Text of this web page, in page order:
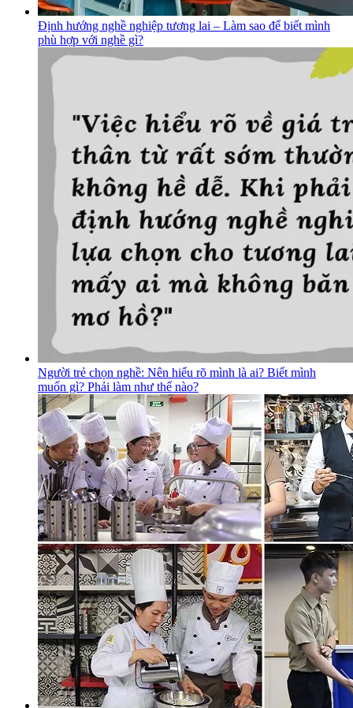
Định hướng nghề nghiệp tương lai – Làm sao để biết mình
phù hợp với nghề gì?
Người trẻ chọn nghề: Nên hiểu rõ mình là ai? Biết mình
muốn gì? Phải làm như thế nào?